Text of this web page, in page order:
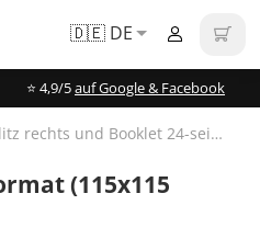
🇩🇪 DE
⭐️ 4,9/5auf Google & Facebook
CD-Digifile 6-seitig für 1 CD/DVD mitte mit Bookletschlitz rechts und Booklet 24-seitig, 4/4-farbig
(115x115